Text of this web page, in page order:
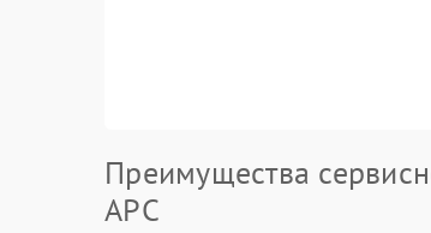
Преимущества
APC